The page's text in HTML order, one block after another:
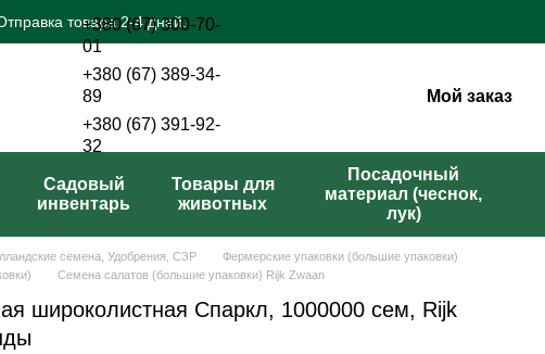
товара 2-4 дней.
+380 (67) 300-70-
01
+380 (67) 389-34-
89
+380 (67) 391-92-
32
Мой заказ
Cадовый
инвентарь
Товары для
животных
Посадочный
материал (чеснок,
лук)
семена, Удобрения, СЗР
Фермерские упаковки (большие упаковки)
Семена салатов (большие упаковки) Rijk Zwaan
широколистная Спаркл, 1000000 сем, Rijk